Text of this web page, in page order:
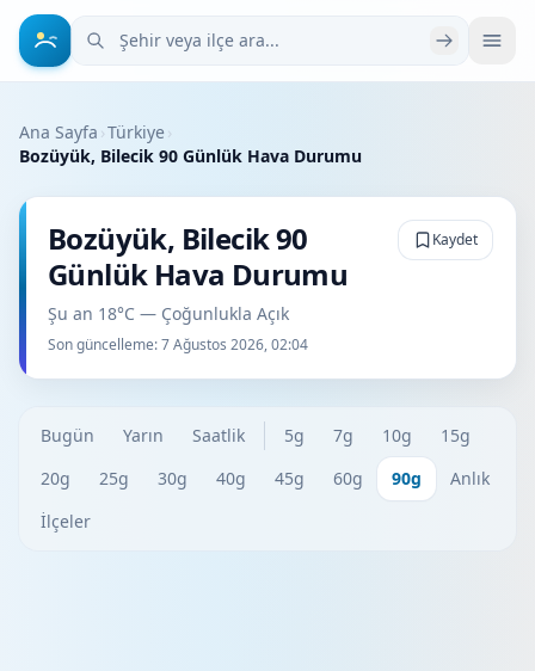
Şehir veya ilçe ara
Ana Sayfa ›Türkiye›
Bozüyük, Bilecik 90 Günlük Hava Durumu
Bozüyük, Bilecik 90
Günlük Hava Durumu
Şu an 18°C — Çoğunlukla Açık
Son güncelleme:7 Ağustos 2026, 02:04
Kaydet
Bugün Yarın Saatlik 5g 7g 10g
15g
20g
25g 30g 40g 45g 60g 90g
Anlık
İlçeler